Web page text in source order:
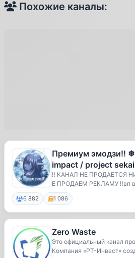
Похожие каналы:
Премиум эмодзи!!
impact / project
zenless zone zero / w
‼️ КАНАЛ НЕ ПРОДАЕТСЯ
Е ПРОДАЕМ РЕКЛАМУ ‼️вп
6 882 1 086
Zero Waste
Это официальный канал
Компания «РТ-Инвест»